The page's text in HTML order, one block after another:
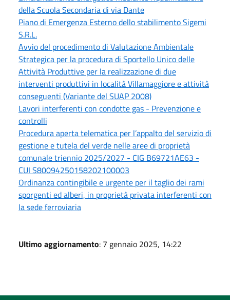
della Scuola Secondaria di via Dante
Piano di Emergenza Esterno dello stabilimento Sigemi
S.R.L.
Avvio del procedimento di Valutazione Ambientale
Strategica per la procedura di Sportello Unico delle
Attività Produttive per la realizzazione di due
interventi produttivi in località Villamaggiore e attività
conseguenti (Variante del SUAP 2008)
Lavori interferenti con condotte gas - Prevenzione e
controlli
Procedura aperta telematica per l’appalto del servizio di
gestione e tutela del verde nelle aree di proprietà
comunale triennio 2025/2027 - CIG B69721AE63 -
CUI S80094250158202100003
Ordinanza contingibile e urgente per il taglio dei rami
sporgenti ed alberi, in proprietà privata interferenti con
la sede ferroviaria
Ultimo aggiornamento: 7 gennaio 2025, 14:22